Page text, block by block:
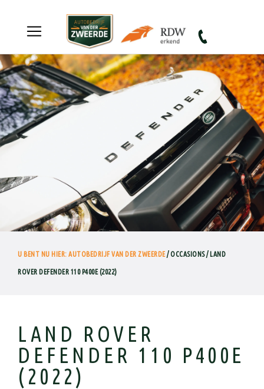
Autobedrijf van der Zweerde
U BENT NU HIER: AUTOBEDRIJF VAN DER ZWEERDE/ OCCASIONS / LAND
ROVER DEFENDER 110 P400E (2022)
LAND ROVER
DEFENDER 110 P400E
(2022)